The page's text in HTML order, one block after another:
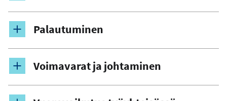
Palautuminen
Voimavarat ja johtaminen